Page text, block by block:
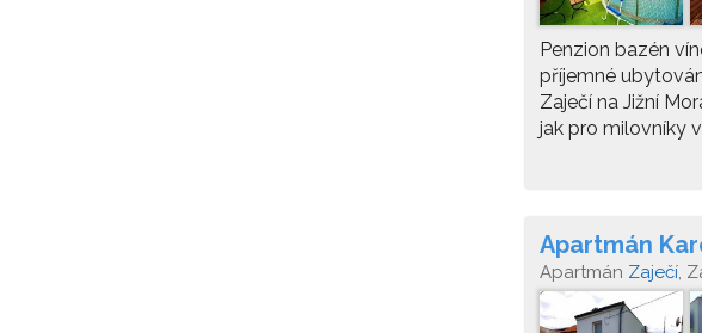
Penzion bazén
příjemné
Zaječí na Jižní
jak pro milovníky
Apartmán
Apartmán Zaječí,